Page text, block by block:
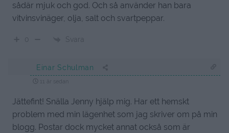
sådär mjuk och god. Och så använder han bara
vitvinsvinäger, olja, salt och svartpeppar.
Svara
Einar Schulman
11 år sedan
Jättefint! Snälla Jenny hjälp mig. Har ett hemskt
problem med min lägenhet som jag skriver om på min
blogg. Postar dock mycket annat också som är